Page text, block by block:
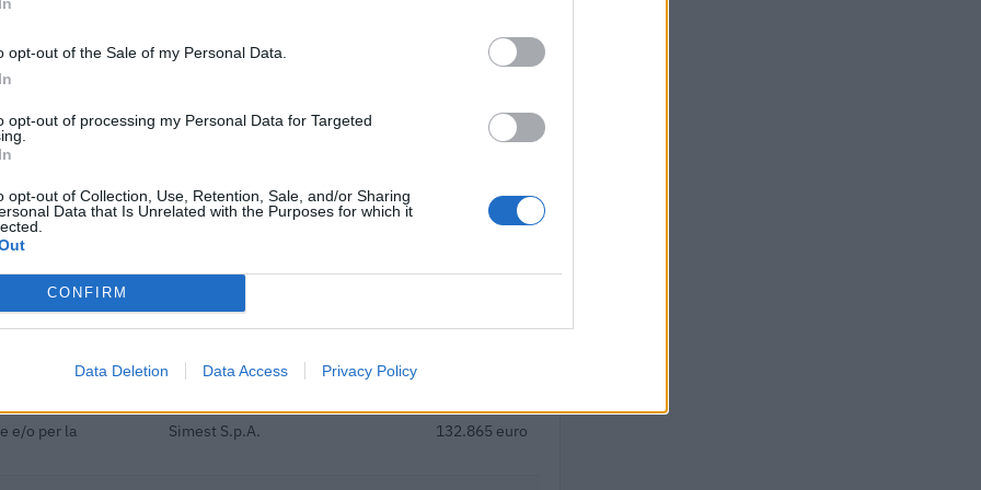
opt-out of the Sale of my Personal Data.
opt-out of processing my Personal Data for Targeted
opt-out of Collection, Use, Retention, Sale, and/or Sharing
Data that Is Unrelated with the Purposes for which it
CONFIRM
Data Deletion Data Access Privacy Policy
con almeno
dodici mesi e di
Istituto Nazionale per
per
indeterminato
con almeno
dodici mesi e di
per
indeterminato
di
e/o per la
Simest S.p.A. 132.865 euro